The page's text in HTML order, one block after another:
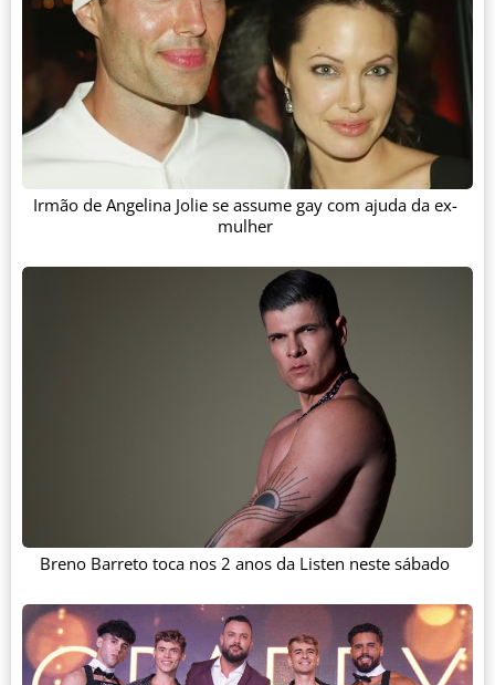
Irmão de Angelina Jolie se assume gay com ajuda da ex-
mulher
Breno Barreto toca nos 2 anos da Listen neste sábado